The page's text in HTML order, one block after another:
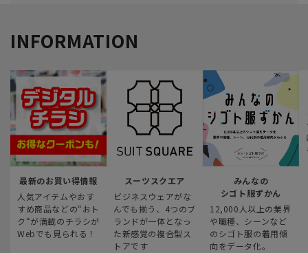
INFORMATION
最新のお買い得情報
人気アイテムやおす
すめ商品などの“おト
ク“が満載のチラシが
Webでも見られる！
スーツスクエア
ビジネスウェアがな
んでも揃う、4つのブ
ランドが一体となっ
た新感覚の複合型ス
トアです
みんなの
シゴト服ずかん
12,000人以上の業界
や職種、シーンなど
のシゴト服の着用傾
向をデータ化。